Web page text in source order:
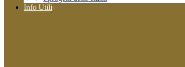
Info Utili